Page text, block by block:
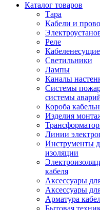
Каталог товаров
Тара
Кабели и
Реле
Светильники
Лампы
Каналы
Системы
системы
Короба
Изделия
Линии
Инструменты
изоляции
кабеля
Аксессуары
Аксессуары
Арматура
Бытовая